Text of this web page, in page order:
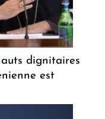
dignitaires
est